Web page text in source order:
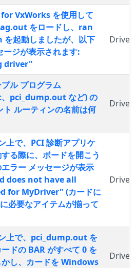
VxWorks を使用して
をロードし、ran
起動しましたが、以下
ージが表示されます:
driver"
ル プログラム
pci_dump.out など) の
ト ルーティンの名前は何
上で、PCI 診断アプリケ
る際に、ボードを開こう
ラー メッセージが表示
does not have all
for MyDriver" (カードに
必要なアイテムが揃って
上で、pci_dump.out を
ドの BAR がすべて 0 を
し、カードを Windows